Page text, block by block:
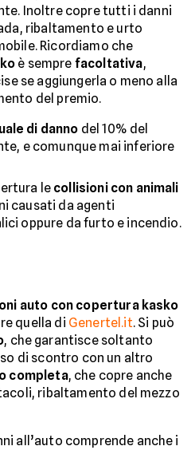
Inoltre copre tutti i danni
ribaltamento e urto
Ricordiamo che
è sempre facoltativa,
se aggiungerla o meno alla
del premio.
di danno del 10% del
e comunque mai inferiore
le collisioni con animali
causati da agenti
oppure da furto e incendio.
auto con copertura kasko
quella di Genertel.it. Si può
, che garantisce soltanto
di scontro con un altro
completa, che copre anche
ribaltamento del mezzo
all’auto comprende anche i